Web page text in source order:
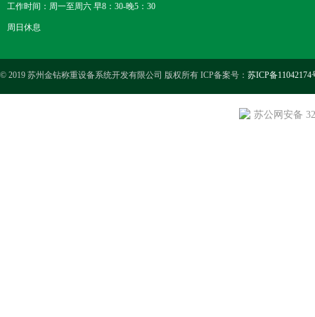
工作时间：周一至周六 早8：30-晚5：30
周日休息
© 2019 苏州金钻称重设备系统开发有限公司 版权所有 ICP备案号： 苏ICP备11042174
苏公网安备